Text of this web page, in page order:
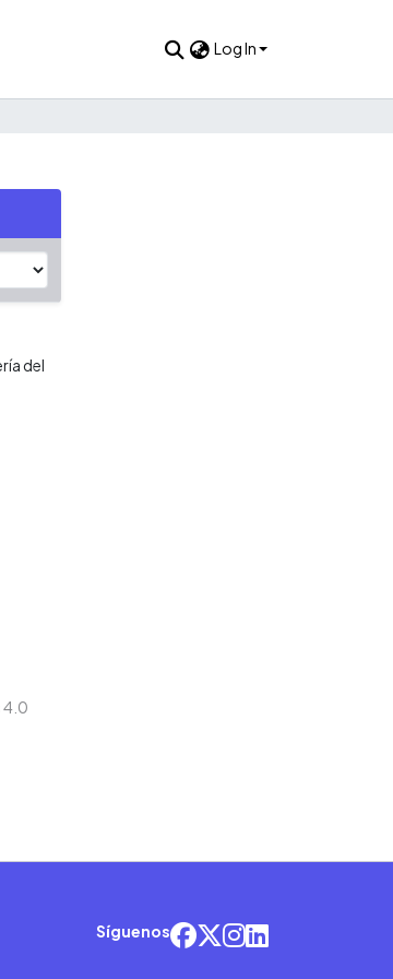
Log In
del
4.0
Síguenos